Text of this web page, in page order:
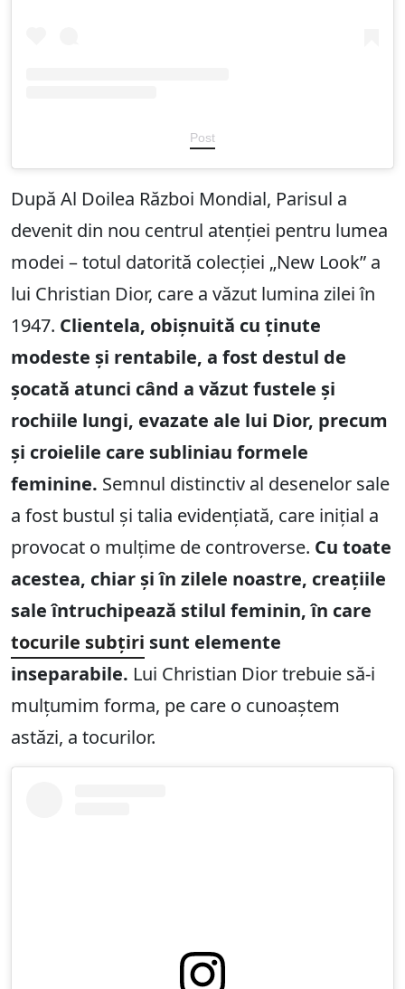
Post
După Al Doilea Război Mondial, Parisul a
devenit din nou centrul atenției pentru lumea
modei – totul datorită colecției „New Look” a
lui Christian Dior, care a văzut lumina zilei în
1947. Clientela, obișnuită cu ținute
modeste și rentabile, a fost destul de
șocată atunci când a văzut fustele și
rochiile lungi, evazate ale lui Dior, precum
și croielile care subliniau formele
feminine. Semnul distinctiv al desenelor sale
a fost bustul și talia evidențiată, care inițial a
provocat o mulțime de controverse. Cu toate
acestea, chiar și în zilele noastre, creațiile
sale întruchipează stilul feminin, în care
tocurile subțiri sunt elemente
inseparabile. Lui Christian Dior trebuie să-i
mulțumim forma, pe care o cunoaștem
astăzi, a tocurilor.